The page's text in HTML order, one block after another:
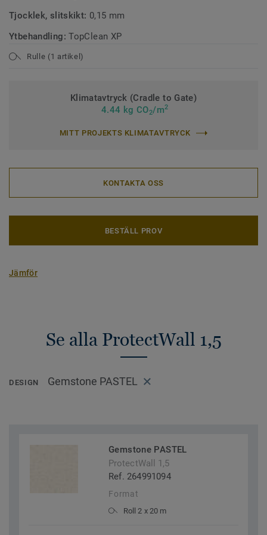
Tjocklek, slitskikt: 0,15 mm
Ytbehandling:TopClean XP
Rulle (1 artikel)
Klimatavtryck (Cradle to Gate)
4.44 kg CO2/m2
MITT PROJEKTS KLIMATAVTRYCK
KONTAKTA OSS
BESTÄLL PROV
Jämför
Se alla ProtectWall 1,5
DESIGN Gemstone PASTEL
Gemstone PASTEL
ProtectWall 1,5
Ref. 264991094
Format
Roll 2 x 20 m